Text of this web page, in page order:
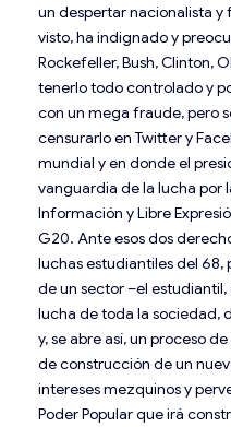
un despertar nacionalista y
visto, ha indignado y
Rockefeller, Bush, Clinton,
tenerlo todo controlado y
con un mega fraude, pero
censurarlo en Twitter y
mundial y en donde el
vanguardia de la lucha por
Información y Libre
G20. Ante esos dos
luchas estudiantiles del 68,
de un sector –el
lucha de toda la sociedad,
y, se abre así, un proceso
de construcción de un
intereses mezquinos y
Poder Popular que irá